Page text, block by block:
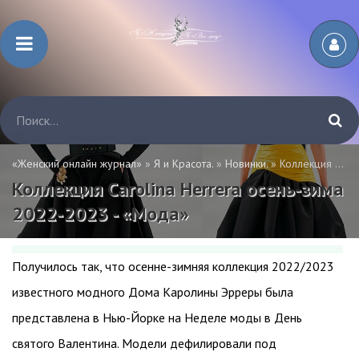
«Женский онлайн журнал» » Я и Красота. » Новинки.» Коллекция Carolina Herrera осень-зима 2022-2023 - «Мода»
Коллекция Carolina Herrera осень-зима
2022-2023 - «Мода»
Получилось так, что осенне-зимняя коллекция 2022/2023
известного модного Дома Каролины Эрреры была
представлена в Нью-Йорке на Неделе моды в День
святого Валентина. Модели дефилировали под